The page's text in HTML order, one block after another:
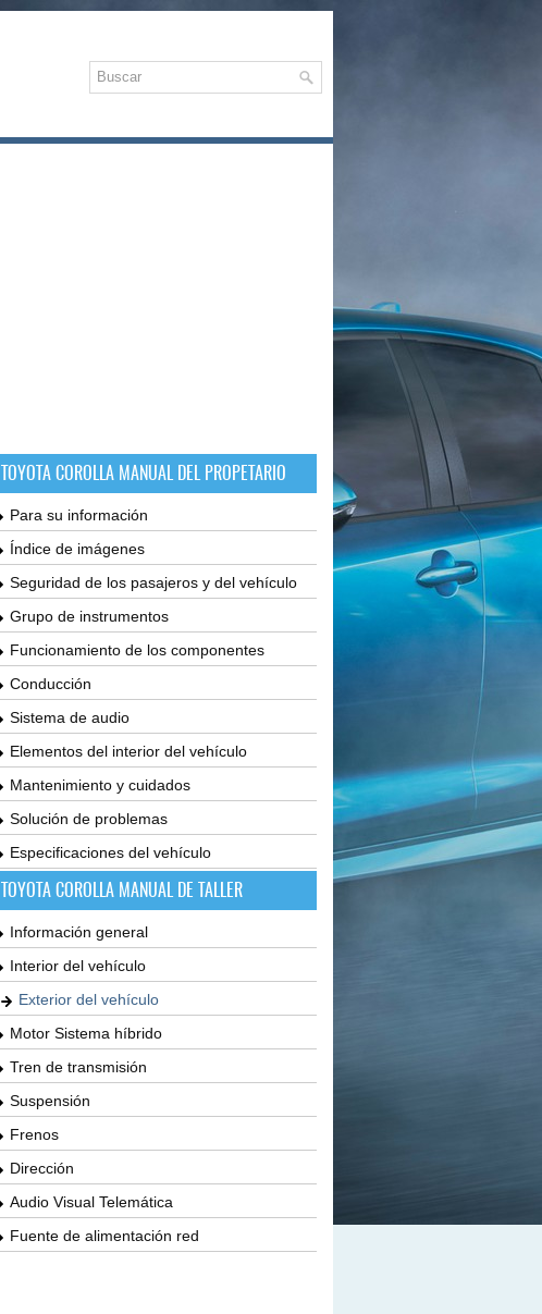
- -
TOYOTA COROLLA MANUAL DEL PROPETARIO
Para su información
Índice de imágenes
Seguridad de los pasajeros y del vehículo
Grupo de instrumentos
Funcionamiento de los componentes
Conducción
Sistema de audio
Elementos del interior del vehículo
Mantenimiento y cuidados
Solución de problemas
Especificaciones del vehículo
TOYOTA COROLLA MANUAL DE TALLER
Información general
Interior del vehículo
Exterior del vehículo
Motor Sistema híbrido
Tren de transmisión
Suspensión
Frenos
Dirección
Audio Visual Telemática
Fuente de alimentación red